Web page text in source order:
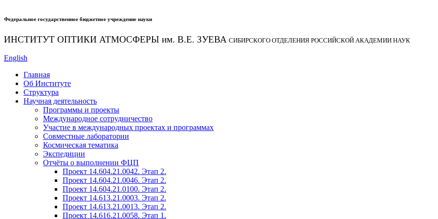
Федеральное государственное бюджетное учреждение науки
ИНСТИТУТ ОПТИКИ АТМОСФЕРЫ им. В.Е. ЗУЕВА СИБИРСКОГО ОТДЕЛЕНИЯ РОССИЙСКОЙ АКАДЕМИИ НАУК
English
Главная
Об Институте
Структура
Научная деятельность
Программы и проекты
Международное сотрудничество
Участие в международных проектах и программах
Совместные лаборатории
Космическая тематика
Экспедиции
Отчёты о выполнении ФЦП
Проект 14.604.21.0042. Этап 2.
Проект 14.604.21.0046. Этап 2.
Проект 14.604.21.0100. Этап 2.
Проект 14.613.21.0003. Этап 2.
Проект 14.613.21.0013. Этап 2.
Проект 14.616.21.0058. Этап 1.